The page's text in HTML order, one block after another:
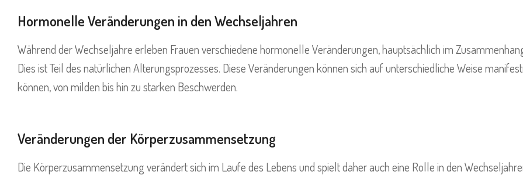
Hormonelle Veränderungen in den Wechseljahren
Während der Wechseljahre erleben Frauen verschiedene hormonelle Veränderungen, hauptsächlich im
Dies ist Teil des natürlichen Alterungsprozesses. Diese Veränderungen können sich auf unterschiedliche Weise
können, von milden bis hin zu starken Beschwerden.
Veränderungen der Körperzusammensetzung
Die Körperzusammensetzung verändert sich im Laufe des Lebens und spielt daher auch eine Rolle in den